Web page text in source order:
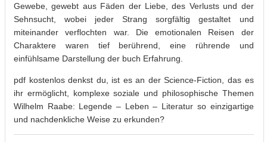
Gewebe, gewebt aus Fäden der Liebe, des Verlusts und der
Sehnsucht, wobei jeder Strang sorgfältig gestaltet und
miteinander verflochten war. Die emotionalen Reisen der
Charaktere waren tief berührend, eine rührende und
einfühlsame Darstellung der buch Erfahrung.
pdf kostenlos denkst du, ist es an der Science-Fiction, das es
ihr ermöglicht, komplexe soziale und philosophische Themen
Wilhelm Raabe: Legende – Leben – Literatur so einzigartige
und nachdenkliche Weise zu erkunden?